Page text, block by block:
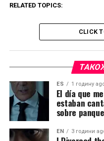
RELATED TOPICS:
CLICK
ES 1 годину
El día que
estaban
sobre
EN 3 години